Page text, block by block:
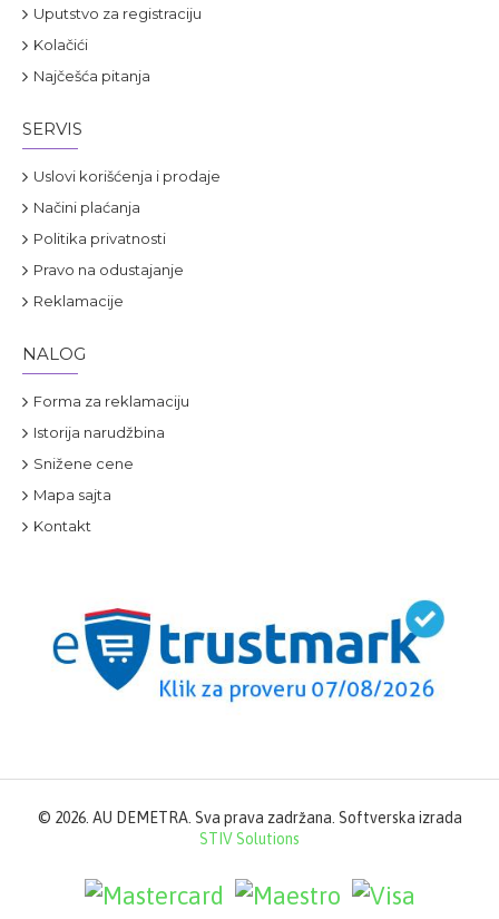
Uputstvo za registraciju
Kolačići
Najčešća pitanja
SERVIS
Uslovi korišćenja i prodaje
Načini plaćanja
Politika privatnosti
Pravo na odustajanje
Reklamacije
NALOG
Forma za reklamaciju
Istorija narudžbina
Snižene cene
Mapa sajta
Kontakt
© 2026. AU DEMETRA. Sva prava zadržana. Softverska izrada
STIV Solutions